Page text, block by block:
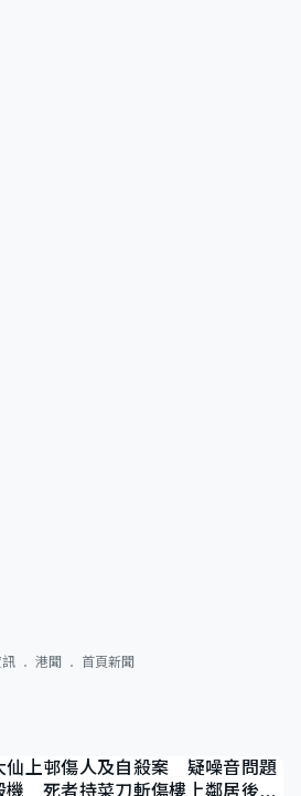
港聞 首頁新聞
仙上邨傷人及自殺案 疑噪音問題
機 死者持菜刀斬傷樓上鄰居後墮